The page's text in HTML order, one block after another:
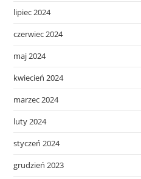
lipiec 2024
czerwiec 2024
maj 2024
kwiecień 2024
marzec 2024
luty 2024
styczeń 2024
grudzień 2023